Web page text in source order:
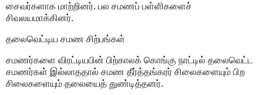
சைவர்களாக மாற்றினர். பல சமணப் பள்ளிகளைச்
சிவலயமாக்கினர்.
தலைவெட்டிய சமண சிற்பங்கள்
சமணர்களை விரட்டியபின் பிற்காலக் கொங்கு நாட்டில் தலைவெட்ட
சமணர்கள் இல்லாததால் சமண தீர்த்தங்கரர் சிலைகளையும் பிற
சிலைகளையும் தலையைத் துண்டித்தனர்.